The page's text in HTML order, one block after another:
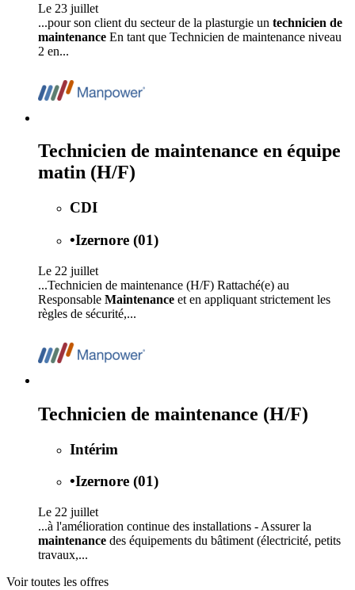
Le 23 juillet
...pour son client du secteur de la plasturgie un technicien de
maintenance En tant que Technicien de maintenance niveau
2 en...
Technicien de maintenance en équipe
matin (H/F)
CDI
•Izernore (01)
Le 22 juillet
...Technicien de maintenance (H/F) Rattaché(e) au
Responsable Maintenance et en appliquant strictement les
règles de sécurité,...
Technicien de maintenance (H/F)
Intérim
•Izernore (01)
Le 22 juillet
...à l'amélioration continue des installations - Assurer la
maintenance des équipements du bâtiment (électricité, petits
travaux,...
Voir toutes les offres